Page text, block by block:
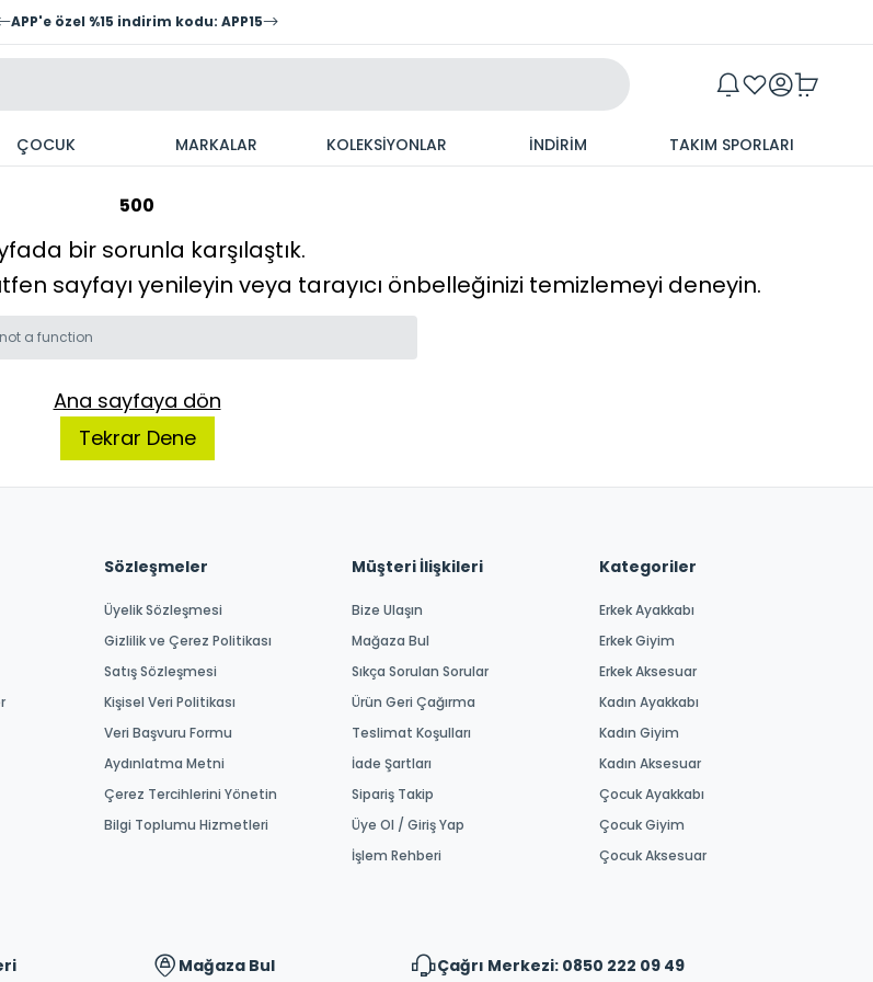
APP'e özel %15 indirim kodu: APP15
ÇOCUK MARKALAR KOLEKSİYONLAR İNDİRİM TAKIM SPORLARI
500
bir sorunla karşılaştık.
sayfayı yenileyin veya tarayıcı önbelleğinizi temizlemeyi deneyin.
a function
Ana sayfaya dön
Tekrar Dene
Sözleşmeler
Üyelik Sözleşmesi
Gizlilik ve Çerez Politikası
Satış Sözleşmesi
Kişisel Veri Politikası
Veri Başvuru Formu
Aydınlatma Metni
Çerez Tercihlerini Yönetin
Bilgi Toplumu Hizmetleri
Müşteri İlişkileri
Bize Ulaşın
Mağaza Bul
Sıkça Sorulan Sorular
Ürün Geri Çağırma
Teslimat Koşulları
İade Şartları
Sipariş Takip
Üye Ol / Giriş Yap
İşlem Rehberi
Kategoriler
Erkek Ayakkabı
Erkek Giyim
Erkek Aksesuar
Kadın Ayakkabı
Kadın Giyim
Kadın Aksesuar
Çocuk Ayakkabı
Çocuk Giyim
Çocuk Aksesuar
Mağaza Bul Çağrı Merkezi: 0850 222 09 49